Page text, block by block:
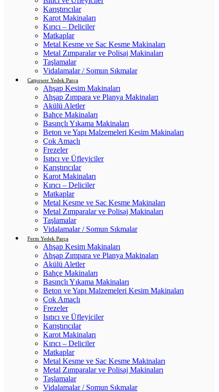
Karıştırıcılar
Karot Makinaları
Kırıcı – Deliciler
Matkaplar
Metal Kesme ve Sac Kesme Makinaları
Metal Zımparalar ve Polisaj Makinaları
Taşlamalar
Vidalamalar / Somun Sıkmalar
Catpower Yedek Parça
Ahşap Kesim Makinaları
Ahşap Zımpara ve Planya Makinaları
Akülü Aletler
Bahçe Makinaları
Basınçlı Yıkama Makinaları
Beton ve Yapı Malzemeleri Kesim Makinaları
Çok Amaçlı
Frezeler
Isıtıcı ve Üfleyiciler
Karıştırıcılar
Karot Makinaları
Kırıcı – Deliciler
Matkaplar
Metal Kesme ve Sac Kesme Makinaları
Metal Zımparalar ve Polisaj Makinaları
Taşlamalar
Vidalamalar / Somun Sıkmalar
Ferm Yedek Parça
Ahşap Kesim Makinaları
Ahşap Zımpara ve Planya Makinaları
Akülü Aletler
Bahçe Makinaları
Basınçlı Yıkama Makinaları
Beton ve Yapı Malzemeleri Kesim Makinaları
Çok Amaçlı
Frezeler
Isıtıcı ve Üfleyiciler
Karıştırıcılar
Karot Makinaları
Kırıcı – Deliciler
Matkaplar
Metal Kesme ve Sac Kesme Makinaları
Metal Zımparalar ve Polisaj Makinaları
Taşlamalar
Vidalamalar / Somun Sıkmalar